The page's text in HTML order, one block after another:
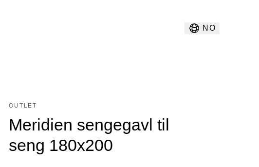
NO
OUTLET
Meridien sengegavl til
seng 180x200